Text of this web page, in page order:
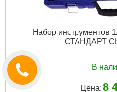
Набор инструментов
СТАНДАРТ
В
Цена:8